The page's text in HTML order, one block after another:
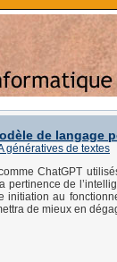
de langage
génératives de textes
ChatGPT
pertinence de
initiation au
de mieux en